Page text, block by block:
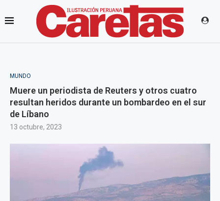
MUNDO
Muere un periodista de Reuters y otros cuatro
resultan heridos durante un bombardeo en el sur
de Líbano
13 octubre, 2023